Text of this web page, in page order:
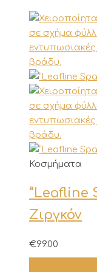
Κοσμήματα
“Leafline
Ζιργκόν
€99.00
Αυτό
προϊόν
έχει
πολλαπλές